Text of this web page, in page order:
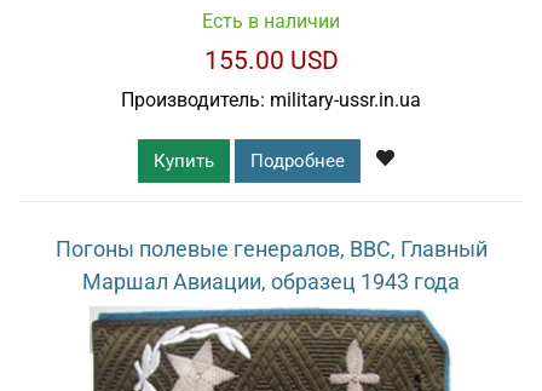
Есть в наличии
155.00 USD
Производитель: military-ussr.in.ua
Купить Подробнее
Погоны полевые генералов, ВВС, Главный
Маршал Авиации, образец 1943 года